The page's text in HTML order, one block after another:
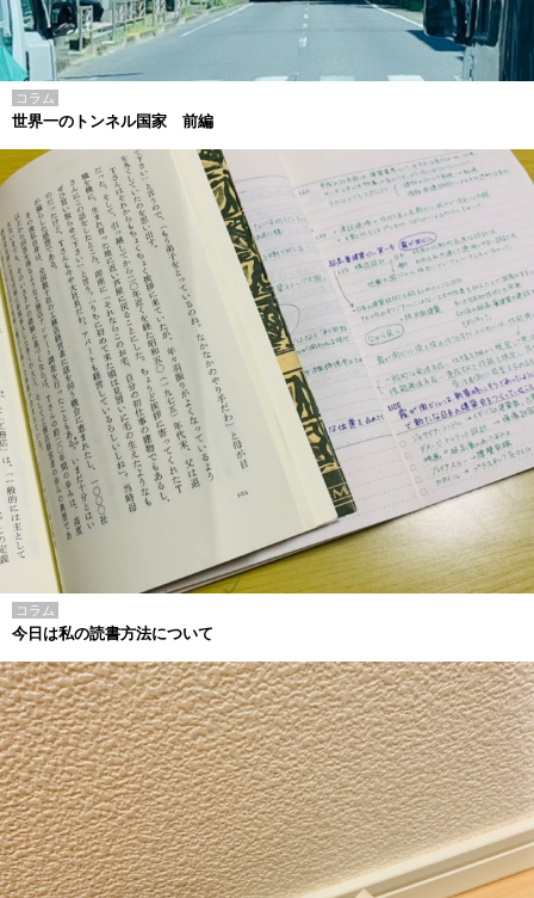
コラム
世界一のトンネル国家 前編
コラム
今日は私の読書方法について